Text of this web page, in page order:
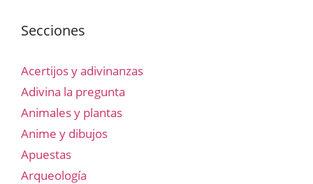
Secciones
Acertijos y adivinanzas
Adivina la pregunta
Animales y plantas
Anime y dibujos
Apuestas
Arqueología